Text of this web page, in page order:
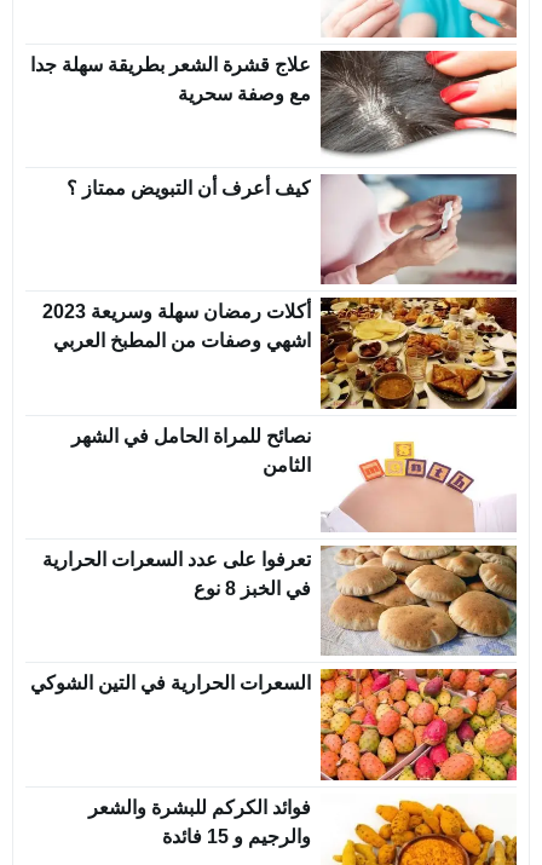
علاج قشرة الشعر بطريقة سهلة جدا
مع وصفة سحرية
كيف أعرف أن التبويض ممتاز ؟
أكلات رمضان سهلة وسريعة 2023
اشهي وصفات من المطبخ العربي
نصائح للمراة الحامل في الشهر
الثامن
تعرفوا على عدد السعرات الحرارية
في الخبز 8 نوع
السعرات الحرارية في التين الشوكي
فوائد الكركم للبشرة والشعر
والرجيم و 15 فائدة